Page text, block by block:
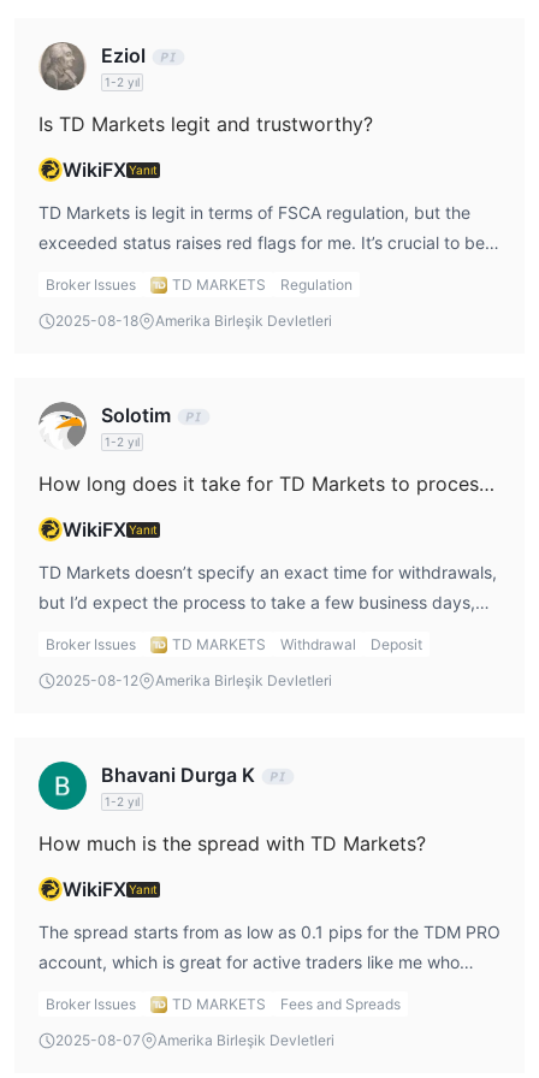
kullanıyor, bu platformlar gelişmiş grafik araçları, otomatik
ticaret ve analiz göstergeleri gibi güçlü işlevsellikleriyle
tanınmaktadır.
Platforma
telefonlar veLinux cihazlarından uygulamayı
indirebilirsiniz.
Eziol
1-2 yıl
Is TD Markets legit and trustworthy?
WikiFXYanıt
TD Markets is legit in terms of FSCA regulation, but the
exceeded status raises red flags for me. It’s crucial to be
cautious, as this could mean they’re pushing the
my TD Markets review, I’d ensure that I understand these
Broker Issues TD MARKETS
Regulation
2025-08-18
Amerika Birleşik Devletleri
Solotim
1-2 yıl
How long does it take for TD Markets to process withdrawals?
WikiFXYanıt
TD Markets doesn’t specify an exact time for withdrawals,
but I’d expect the process to take a few business days,
depending on the payment method used. When
customer support for a more accurate time frame.
Broker Issues TD MARKETS Withdrawal
Deposit
2025-08-12
Amerika Birleşik Devletleri
Bhavani Durga K
1-2 yıl
How much is the spread with TD Markets?
WikiFXYanıt
The spread starts from as low as 0.1 pips for the TDM PRO
account, which is great for active traders like me who
want to minimize trading costs. On other accounts like
which is on the higher side. This would affect my decision
Broker Issues TD MARKETS
Fees and Spreads
2025-08-07
Amerika Birleşik Devletleri